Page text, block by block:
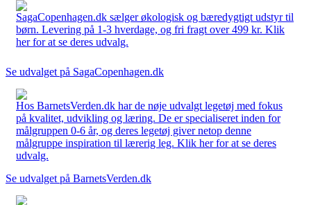
SagaCopenhagen.dk sælger økologisk og bæredygtigt udstyr til
børn. Levering på 1-3 hverdage, og fri fragt over 499 kr. Klik
her for at se deres udvalg.
Se udvalget på SagaCopenhagen.dk
Hos BarnetsVerden.dk har de nøje udvalgt legetøj med fokus
på kvalitet, udvikling og læring. De er specialiseret inden for
målgruppen 0-6 år, og deres legetøj giver netop denne
målgruppe inspiration til lærerig leg. Klik her for at se deres
udvalg.
Se udvalget på BarnetsVerden.dk